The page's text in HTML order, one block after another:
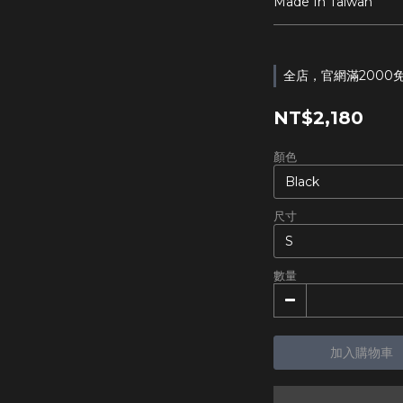
全店，官網滿2000
NT$2,180
顏色
尺寸
數量
加入購物車